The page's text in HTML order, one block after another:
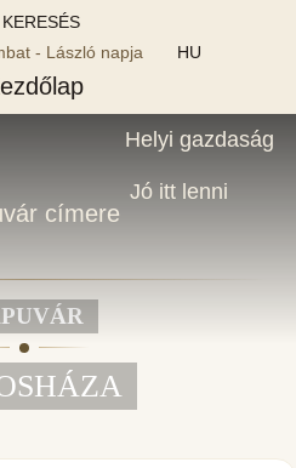
KERESÉS
- László napja
HU
Helyi gazdaság
Jó itt lenni